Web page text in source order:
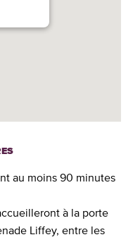
au moins 90 minutes
à la porte
Liffey, entre les